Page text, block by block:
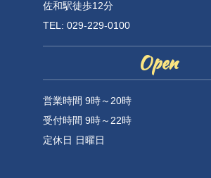
佐和駅徒歩12分
TEL: 029-229-0100
Open
営業時間 9時～20時
受付時間 9時～22時
定休日 日曜日